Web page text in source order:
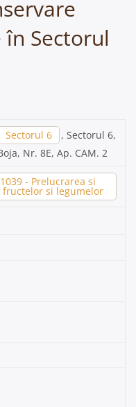
Sectorul
Sectorul 6
, Sectorul 6,
Nr. 8E, Ap. CAM. 2
- Prelucrarea si
fructelor si legumelor